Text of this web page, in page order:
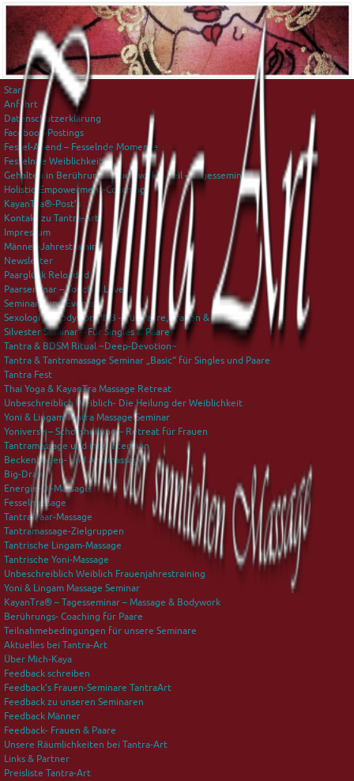
Start
Anfahrt
Datenschutzerklärung
Facebook-Postings
Fessel-Abend – Fesselnde Momente
Fesselnde Weiblichkeit
Gehalten in Berührung – Bodywork & Seil – Tagesseminar
Holistic-Empowerment-Coaching
KayanTra®-Post’s
Kontakt zu Tantra-Art
Impressum
Männer-Jahrestraining
Newsletter
Paarglück Reloaded
Paarseminar – Touch is Love
Seminare und Events
Sexological Bodywork IISB – für Paare, Frauen & Männer
Silvester Seminar – Für Singles & Paare
Tantra & BDSM Ritual ~Deep-Devotion~
Tantra & Tantramassage Seminar „Basic“ für Singles und Paare
Tantra Fest
Thai Yoga & KayanTra Massage Retreat
Unbeschreiblich Weiblich- Die Heilung der Weiblichkeit
Yoni & Lingam Tantra Massage Seminar
Yoniverse – Schossheilung – Retreat für Frauen
Tantramassage und ihre Intention
Beckenboden- und Analmassage
Big-Draw
Energie-Öl-Massage
Fesselmassage
Tantra Paar-Massage
Tantramassage-Zielgruppen
Tantrische Lingam-Massage
Tantrische Yoni-Massage
Unbeschreiblich Weiblich Frauenjahrestraining
Yoni & Lingam Massage Seminar
KayanTra® – Tagesseminar – Massage & Bodywork
Berührungs- Coaching für Paare
Teilnahmebedingungen für unsere Seminare
Aktuelles bei Tantra-Art
Über Mich-Kaya
Feedback schreiben
Feedback’s Frauen-Seminare TantraArt
Feedback zu unseren Seminaren
Feedback Männer
Feedback- Frauen & Paare
Unsere Räumlichkeiten bei Tantra-Art
Links & Partner
Preisliste Tantra-Art